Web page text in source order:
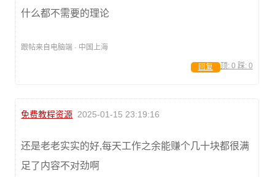
什么都不需要的理论
跟帖来自电脑端 · 中国上海
顶: 0 踩: 0
回复
免费教程资源 2025-01-15 23:19:16
还是老老实实的好,每天工作之余能赚个几十块都很满
足了内容不对劲啊